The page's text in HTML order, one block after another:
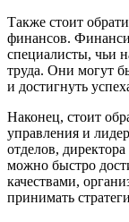
Также стоит
финансов.
специалисты, чьи
труда. Они могут
и достигнуть
Наконец, стоит
управления и
отделов,
можно быстро
качествами,
принимать